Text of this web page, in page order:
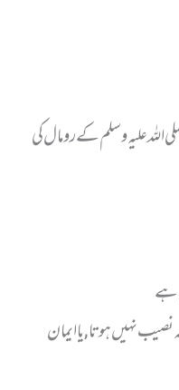
علیہ وسلم کے رومال کی
ہے
نصیب نہیں ہوتا, یا ایمان